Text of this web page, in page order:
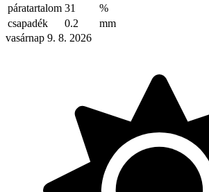
páratartalom 31
%
csapadék
0.2
mm
vasárnap 9. 8. 2026